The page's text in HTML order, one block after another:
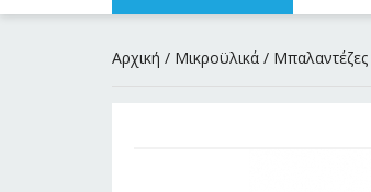
Αρχική / Μικροϋλικά / Μπαλαντέζες